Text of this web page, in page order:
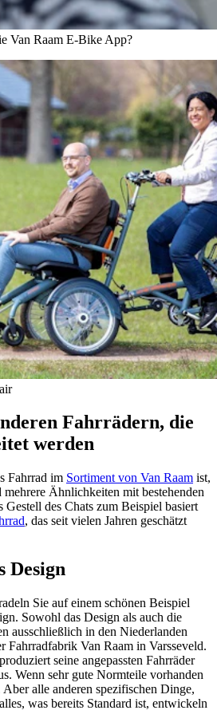
Van Raam E-Bike App?
Fahrrädern, die
werden
Fahrrad im Sortiment von Van Raam ist,
mehrere Ähnlichkeiten mit bestehenden
Gestell des Chats zum Beispiel basiert
, das seit vielen Jahren geschätzt
Design
Sie auf einem schönen Beispiel
Sowohl das Design als auch die
ausschließlich in den Niederlanden
Fahrradfabrik Van Raam in Varsseveld.
seine angepassten Fahrräder
Wenn sehr gute Normteile vorhanden
alle anderen spezifischen Dinge,
was bereits Standard ist, entwickeln